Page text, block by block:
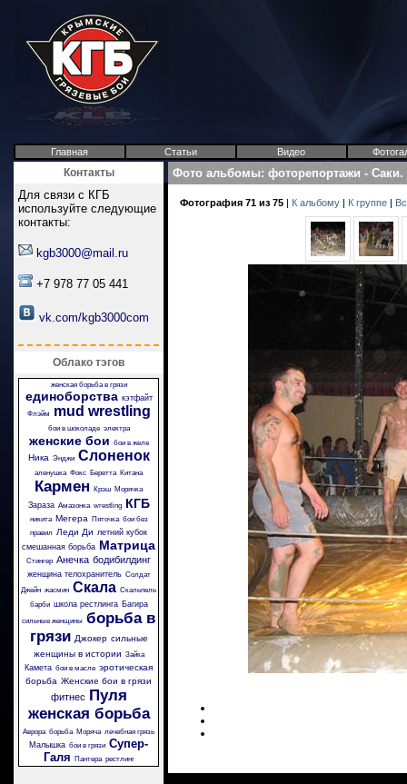
Главная Статьи Видео
Контакты
Для связи с КГБ
используйте следующие
контакты:
kgb3000@mail.ru
+7 978 77 05 441
vk.com/kgb3000com
Облако тэгов
женская борьба в грязи
единоборства кэтфайт
Флэйм mud wrestling
бои в шоколаде электра
женские бои бои в желе
Ника Энджи Слоненок
аленушка Фокс Беретта Китана
Кармен Крэш Морячка
Зараза Амазонка wrestling КГБ
никита Мегера Пяточка бои без
правил Леди Ди летний кубок
смешанная борьба Матрица
Стингер Анечка бодибилдинг
женщина телохранитель Солдат
Джейн жасмин Скала Скальпель
барби школа рестлинга Багира
сильные женщины борьба в
грязи Джокер сильные
женщины в истории Зайка
Камета бои в масле эротическая
борьба Женские бои в грязи
фитнес Пуля
женская борьба
Аврора борьба Моряча лечебная грязь
Малышка бои в грязи Супер-
Галя
Пантера рестлинг
Фото альбомы: фоторепортажи - Саки.
Фотография 71 из 75 | К альбому | К группе |